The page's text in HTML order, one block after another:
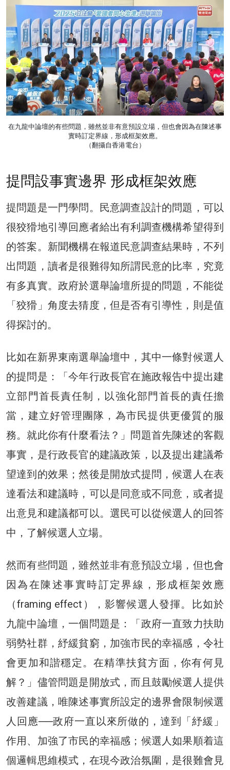
在九龍中論壇的有些問題，雖然並非有意預設立場，但也會因為在陳述事
實時訂定界線，形成框架效應。
（翻攝自香港電台）
提問設事實邊界 形成框架效應
提問題是一門學問。民意調查設計的問題，可以
很狡猾地引導回應者給出有利調查機構希望得到
的答案。新聞機構在報道民意調查結果時，不列
出問題，讀者是很難得知所謂民意的比率，究竟
有多真實。政府於選舉論壇所提的問題，不能從
「狡猾」角度去猜度，但是否有引導性，則是值
得探討的。
比如在新界東南選舉論壇中，其中一條對候選人
的提問是：「今年行政長官在施政報告中提出建
立部門首長責任制，以強化部門首長的責任擔
當，建立好管理團隊，為市民提供更優質的服
務。就此你有什麼看法？」問題首先陳述的客觀
事實，是行政長官的建議政策，以及提出建議希
望達到的效果；然後是開放式提問，候選人在表
達看法和建議時，可以是同意或不同意，或者提
出意見和建議都可以。選民可以從候選人的回答
中，了解候選人立場。
然而有些問題，雖然並非有意預設立場，但也會
因為在陳述事實時訂定界線，形成框架效應
（framing effect），影響候選人發揮。比如於
九龍中論壇，一個問題是：「政府一直致力扶助
弱勢社群，紓緩貧窮，加強市民的幸福感，令社
會更加和諧穩定。在精準扶貧方面，你有何見
解？」儘管問題是開放式，而且鼓勵候選人提供
改善建議，唯陳述事實所設定的邊界會限制候選
人回應──政府一直以來所做的，達到「紓緩」
作用、加強了市民的幸福感；候選人如果順着這
個邏輯思維模式，在現今政治氛圍，是很難會見